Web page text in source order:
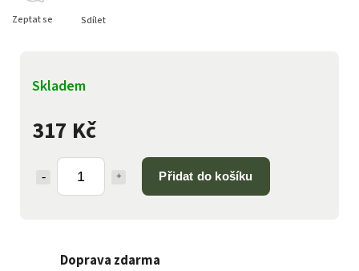
317 Kč
Přidat do košíku
Skladem
Zeptat se Sdílet
Doprava zdarma